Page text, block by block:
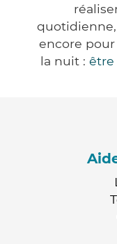
encore
la nuit : être